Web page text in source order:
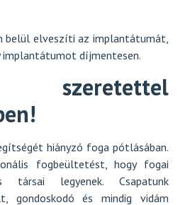
belül elveszíti az implantátumát,
implantátumot díjmentesen.
hiányzó foga pótlásában.
fogbeültetést, hogy fogai
társai legyenek. Csapatunk
gondoskodó és mindig vidám